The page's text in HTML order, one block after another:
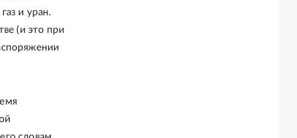
и уран.
(и это при